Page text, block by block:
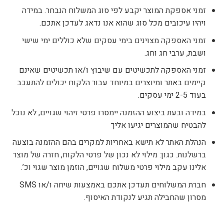
זמני אספקת המוצר יקבע לפי סוג המשלוח הנבחר. במידה
ויהיו עיכובים מכל סוג שהוא אנו נדאג לעדכן אתכם.
זמני האספקה מצוינים בימי עסקים שלא כוללים ימי שישי
ושבת, ערבי חג וחג.
זמני האספקה לתכשיטים עם שיבוץ ו/או תכשיטים שאינם
קיימים באתר ומיוצרים במיוחד עבור הלקוח יכולים להתעכב
בעוד 2-5 ימי עסקים.
במידה ובעת ביצוע ההזמנה יימסרו פרטי זיהוי שגויים, לא נוכל
להבטיח שהמוצרים יגיעו אליך
הנהלת האתר לא תישא באחריות למקרים בהם ההזמנה בוצעה
ברשלנות. כגון: מילוי לא נכון של פרטי הלקוח, חזרה של מוצר
אלינו עקב מילוי פרטי משלוח שגויים, הוזמן מוצר שגוי וכ’.
חברת המשלוחים תעדכן אתכם באמצעות שיחה ו/או SMS
מסרון שהחבילה תגיע לנקודת האיסוף.